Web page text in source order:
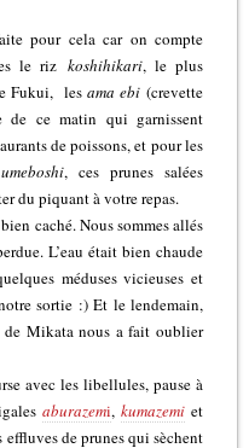
pour cela car on compte
le riz koshihikari, le plus
Fukui, lesama ebi (crevette
de ce matin qui garnissent
de poissons, et pour les
umeboshi, ces prunes salées
du piquant à votre repas.
caché. Nous sommes allés
L’eau était bien chaude
méduses vicieuses et
sortie :) Et le lendemain,
Mikata nous a fait oublier
avec les libellules, pause à
aburazemi,kumazemi et
effluves de prunes qui sèchent